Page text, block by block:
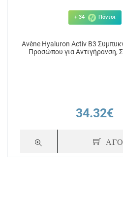
+ 34 Πόντοι
Avène Hyaluron Activ B3
Προσώπου για Αντιγήρανση,
34.32€